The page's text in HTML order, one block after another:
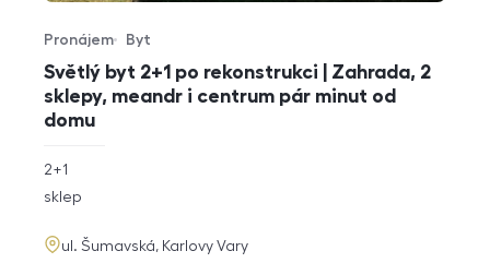
Světlý byt 2+1 po rekonstrukci | Zahrada, 2
sklepy, meandr i centrum pár minut od
domu
Typ nabídky
Pronájem
Typ nemovitosti
Byt
rozměry
2+1
funkce
sklep
adresa
ul. Šumavská, Karlovy Vary